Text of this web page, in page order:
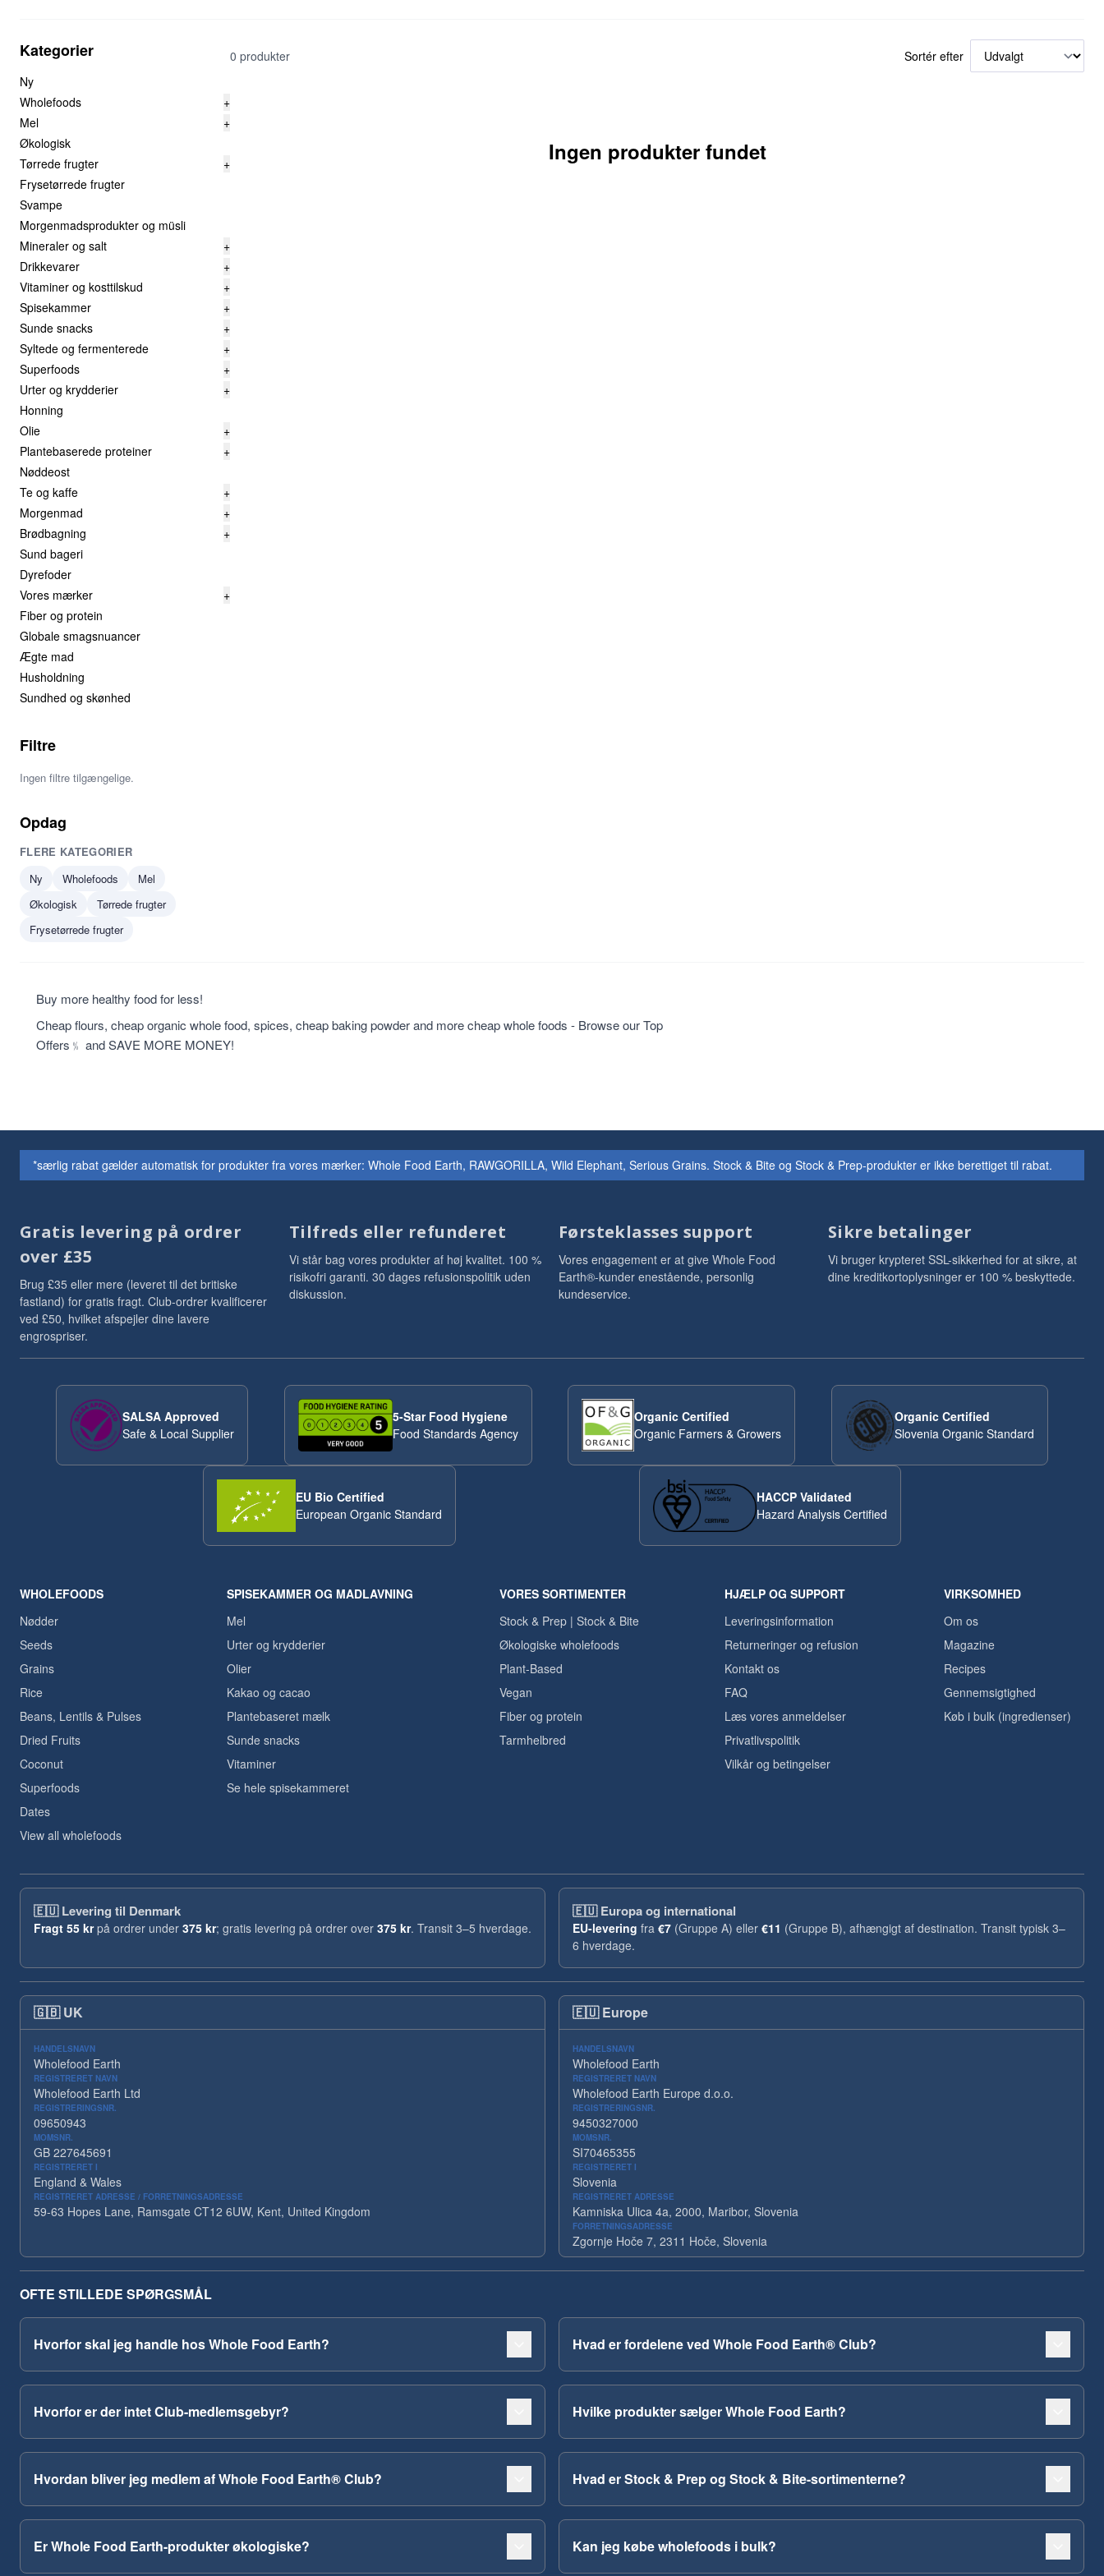
Kategorier
Ny
Wholefoods
+
Mel
+
Økologisk
Tørrede frugter
+
Frysetørrede frugter
Svampe
Morgenmadsprodukter og müsli
Mineraler og salt
+
Drikkevarer
+
Vitaminer og kosttilskud
+
Spisekammer
+
Sunde snacks
+
Syltede og fermenterede
+
Superfoods
+
Urter og krydderier
+
Honning
Olie
+
Plantebaserede proteiner
+
Nøddeost
Te og kaffe
+
Morgenmad
+
Brødbagning
+
Sund bageri
Dyrefoder
Vores mærker
+
Fiber og protein
Globale smagsnuancer
Ægte mad
Husholdning
Sundhed og skønhed
Filtre
Ingen filtre tilgængelige.
Opdag
FLERE KATEGORIER
Ny
Wholefoods
Mel
Økologisk
Tørrede frugter
Frysetørrede frugter
0 produkter Sortér efter
Ingen produkter fundet
Buy more healthy food for less!
Cheap flours, cheap organic whole food, spices, cheap baking powder and more cheap whole foods - Browse our Top
Offers﹪ and SAVE MORE MONEY!
*særlig rabat gælder automatisk for produkter fra vores mærker: Whole Food Earth, RAWGORILLA, Wild Elephant, Serious Grains. Stock & Bite og Stock & Prep-produkter er ikke berettiget til rabat.
Gratis levering på ordrer
over £35
Brug £35 eller mere (leveret til det britiske
fastland) for gratis fragt. Club-ordrer kvalificerer
ved £50, hvilket afspejler dine lavere
engrospriser.
Tilfreds eller refunderet
Vi står bag vores produkter af høj kvalitet. 100 %
risikofri garanti. 30 dages refusionspolitik uden
diskussion.
Førsteklasses support
Vores engagement er at give Whole Food
Earth®-kunder enestående, personlig
kundeservice.
Sikre betalinger
Vi bruger krypteret SSL-sikkerhed for at sikre, at
dine kreditkortoplysninger er 100 % beskyttede.
SALSA Approved
Safe & Local Supplier
5-Star Food Hygiene
Food Standards Agency
Organic Certified
Organic Farmers & Growers
Organic Certified
Slovenia Organic Standard
EU Bio Certified
European Organic Standard
HACCP Validated
Hazard Analysis Certified
WHOLEFOODS
Nødder
Seeds
Grains
Rice
Beans, Lentils & Pulses
Dried Fruits
Coconut
Superfoods
Dates
View all wholefoods
SPISEKAMMER OG MADLAVNING
Mel
Urter og krydderier
Olier
Kakao og cacao
Plantebaseret mælk
Sunde snacks
Vitaminer
Se hele spisekammeret
VORES SORTIMENTER
Stock & Prep | Stock & Bite
Økologiske wholefoods
Plant-Based
Vegan
Fiber og protein
Tarmhelbred
HJÆLP OG SUPPORT
Leveringsinformation
Returneringer og refusion
Kontakt os
FAQ
Læs vores anmeldelser
Privatlivspolitik
Vilkår og betingelser
VIRKSOMHED
Om os
Magazine
Recipes
Gennemsigtighed
Køb i bulk (ingredienser)
🇪🇺Levering til Denmark
Fragt 55 krpå ordrer under 375 kr; gratis levering på ordrer over 375 kr. Transit 3–5 hverdage.
🇪🇺Europa og international
EU-levering fra €7 (Gruppe A) eller €11 (Gruppe B), afhængigt af destination. Transit typisk 3–
6 hverdage.
🇬🇧 UK
HANDELSNAVN
Wholefood Earth
REGISTRERET NAVN
Wholefood Earth Ltd
REGISTRERINGSNR.
09650943
MOMSNR.
GB 227645691
REGISTRERET I
England & Wales
REGISTRERET ADRESSE / FORRETNINGSADRESSE
59-63 Hopes Lane, Ramsgate CT12 6UW, Kent, United Kingdom
🇪🇺 Europe
HANDELSNAVN
Wholefood Earth
REGISTRERET NAVN
Wholefood Earth Europe d.o.o.
REGISTRERINGSNR.
9450327000
MOMSNR.
SI70465355
REGISTRERET I
Slovenia
REGISTRERET ADRESSE
Kamniska Ulica 4a, 2000, Maribor, Slovenia
FORRETNINGSADRESSE
Zgornje Hoče 7, 2311 Hoče, Slovenia
OFTE STILLEDE SPØRGSMÅL
Hvorfor skal jeg handle hos Whole Food Earth? Hvad er fordelene ved Whole Food Earth® Club?
Hvorfor er der intet Club-medlemsgebyr? Hvilke produkter sælger Whole Food Earth?
Hvordan bliver jeg medlem af Whole Food Earth® Club? Hvad er Stock & Prep og Stock & Bite-sortimenterne?
Er Whole Food Earth-produkter økologiske? Kan jeg købe wholefoods i bulk?